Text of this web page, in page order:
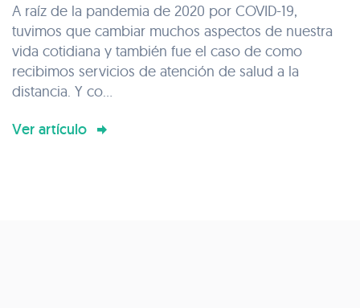
A raíz de la pandemia de 2020 por COVID-19,
tuvimos que cambiar muchos aspectos de nuestra
vida cotidiana y también fue el caso de como
recibimos servicios de atención de salud a la
distancia. Y co...
Ver artículo